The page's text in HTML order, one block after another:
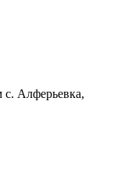
Алферьевка,